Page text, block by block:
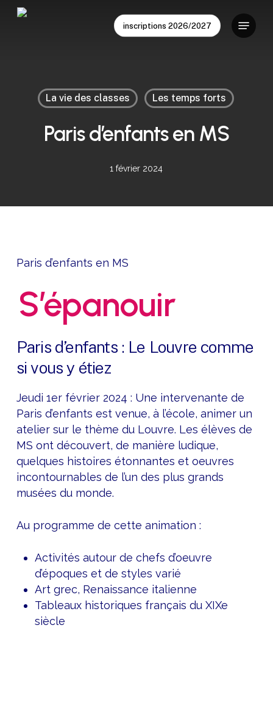
Skip
inscriptions 2026/2027
Menu
La vie des classes Les temps forts
Paris d’enfants en MS
1 février 2024
Paris d’enfants en MS
S’épanouir
Paris d’enfants : Le Louvre comme
si vous y étiez
Jeudi 1er février 2024 : Une intervenante de
Paris d’enfants est venue, à l’école, animer un
atelier sur le thème du Louvre. Les élèves de
MS ont découvert, de manière ludique,
quelques histoires étonnantes et oeuvres
incontournables de l’un des plus grands
musées du monde.
Au programme de cette animation :
Activités autour de chefs d’oeuvre
d’époques et de styles varié
Art grec, Renaissance italienne
Tableaux historiques français du XIXe
siècle